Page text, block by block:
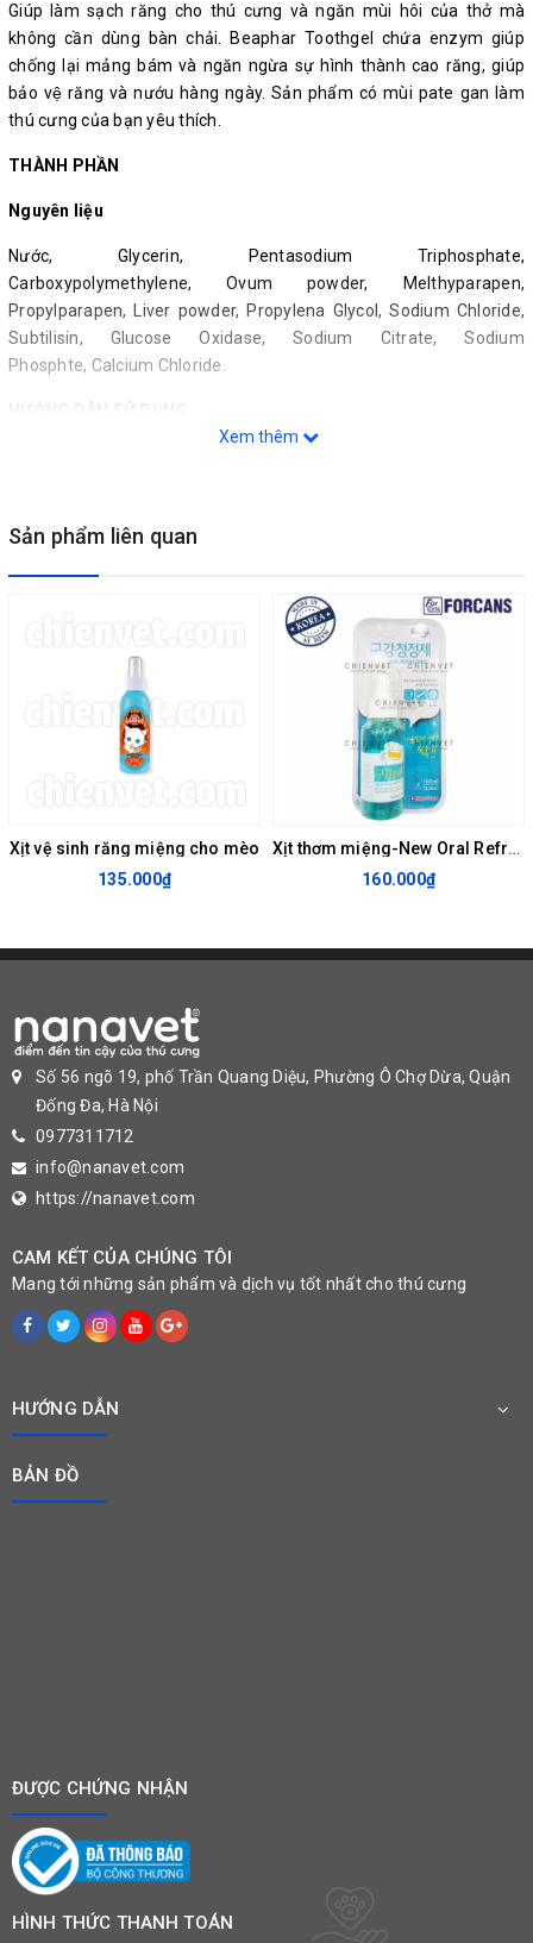
Giúp làm sạch răng cho thú cưng và ngăn mùi hôi của thở mà
không cần dùng bàn chải. Beaphar Toothgel chứa enzym giúp
chống lại mảng bám và ngăn ngừa sự hình thành cao răng, giúp
bảo vệ răng và nướu hàng ngày. Sản phẩm có mùi pate gan làm
thú cưng của bạn yêu thích.
THÀNH PHẦN
Nguyên liệu
Nước, Glycerin, Pentasodium Triphosphate,
Carboxypolymethylene, Ovum powder, Melthyparapen,
Propylparapen, Liver powder, Propylena Glycol, Sodium Chloride,
Subtilisin, Glucose Oxidase, Sodium Citrate, Sodium
Phosphte, Calcium Chloride.
Không có giới hạn thời gian sử dụng
Xem thêm
Sản phẩm liên quan
Xịt vệ sinh răng miệng cho mèo
135.000₫
Xịt thơm miệng-New Oral Refresher ForBis 100ml
160.000₫
Số 56 ngõ 19, phố Trần Quang Diệu, Phường Ô Chợ Dừa, Quận
Đống Đa, Hà Nội
0977311712
info@nanavet.com
https://nanavet.com
CAM KẾT CỦA CHÚNG TÔI
Mang tới những sản phẩm và dịch vụ tốt nhất cho thú cưng
HƯỚNG DẪN
BẢN ĐỒ
ĐƯỢC CHỨNG NHẬN
HÌNH THỨC THANH TOÁN